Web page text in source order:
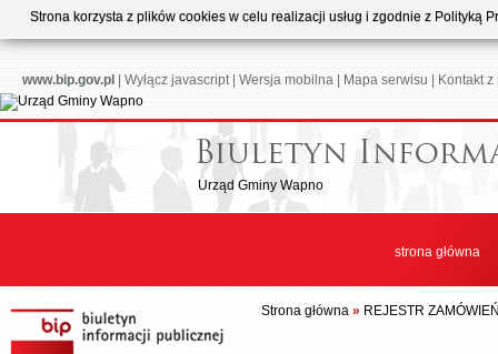
Strona korzysta z plików cookies w celu realizacji usług i zgodnie z
www.bip.gov.pl Wyłącz javascript| Wersja mobilna Mapa serwisu Kontakt
Urząd Gminy Wapno
strona główna
Strona główna » REJESTR